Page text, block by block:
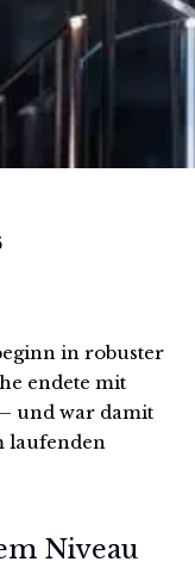
in robuster
endete mit
und war damit
laufenden
Niveau